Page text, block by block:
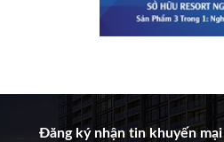
Đăng ký nhận tin khuyến mại